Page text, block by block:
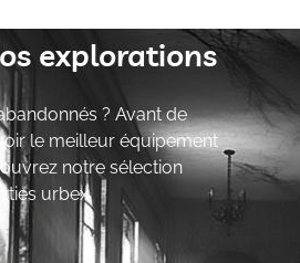
explorations
? Avant de
le meilleur équipement
notre sélection
urbex.